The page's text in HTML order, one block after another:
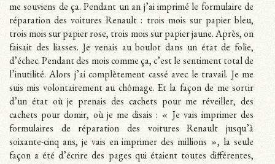
me souviens de ça. Pendant un an j’ai imprimé le formulaire de
réparation des voitures Renault : trois mois sur papier bleu,
trois mois sur papier rose, trois mois sur papier jaune. Après, on
faisait des liasses. Je venais au boulot dans un état de folie,
d’échec. Pendant des mois comme ça, c’est le sentiment total de
l’inutilité. Alors j’ai complètement cassé avec le travail. Je me
suis mis volontairement au chômage. Et la façon de me sortir
d’un état où je prenais des cachets pour me réveiller, des
cachets pour domir, où je me disais : « Je vais imprimer des
formulaires de réparation des voitures Renault jusqu’à
soixante-cinq ans, je vais en imprimer des millions », la seule
façon a été d’écrire des pages qui étaient toutes différentes,